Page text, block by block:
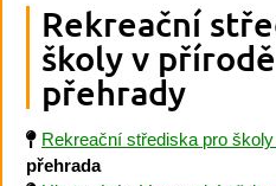
Rekreační
školy v
přehrady
Rekreační střediska pro
přehrada